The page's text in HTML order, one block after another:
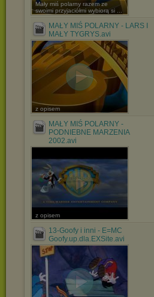
Mały miś polarny razem ze
swoimi przyjaciółmi wybiorą si ...
MAŁY MIŚ POLARNY - LARS I
MAŁY TYGRYS.avi
z opisem
MAŁY MIŚ POLARNY -
PODNIEBNE MARZENIA
2002.avi
z opisem
13-Goofy i inni - E=MC
Goofy.up.dla.EXSite.avi